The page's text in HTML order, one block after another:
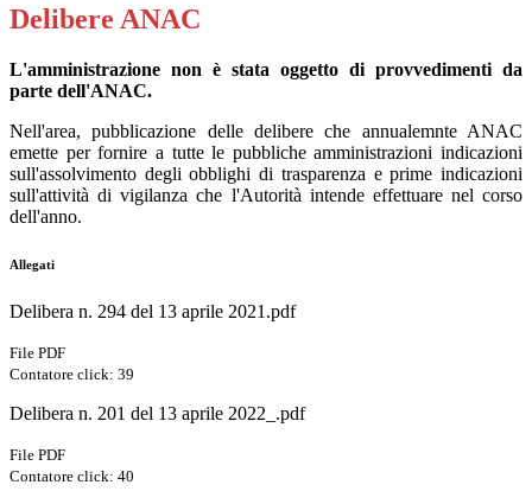
Delibere ANAC
L'amministrazione non è stata oggetto di provvedimenti da
parte dell'ANAC.
Nell'area, pubblicazione delle delibere che annualemnte ANAC
emette per fornire a tutte le pubbliche amministrazioni indicazioni
sull'assolvimento degli obblighi di trasparenza e prime indicazioni
sull'attività di vigilanza che l'Autorità intende effettuare nel corso
dell'anno.
Allegati
Delibera n. 294 del 13 aprile 2021.pdf
File PDF
Contatore click: 39
Delibera n. 201 del 13 aprile 2022_.pdf
File PDF
Contatore click: 40